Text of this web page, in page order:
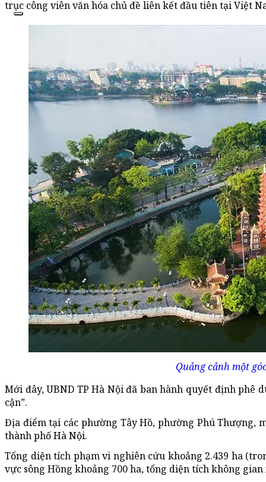
trục công viên văn hóa chủ đề liên kết đầu tiên tại Việt
Quảng cảnh một
Mới đây, UBND TP Hà Nội đã ban hành quyết định phê
cận”.
Địa điểm tại các phường Tây Hồ, phường Phú Thượng,
thành phố Hà Nội.
Tổng diện tích phạm vi nghiên cứu khoảng 2.439 ha
vực sông Hồng khoảng 700 ha, tổng diện tích không